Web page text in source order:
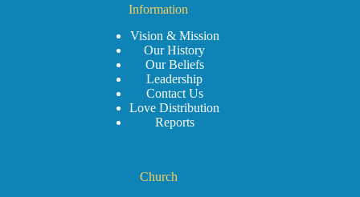
Information
Vision & Mission
Our History
Our Beliefs
Leadership
Contact Us
Love Distribution
Reports
Church